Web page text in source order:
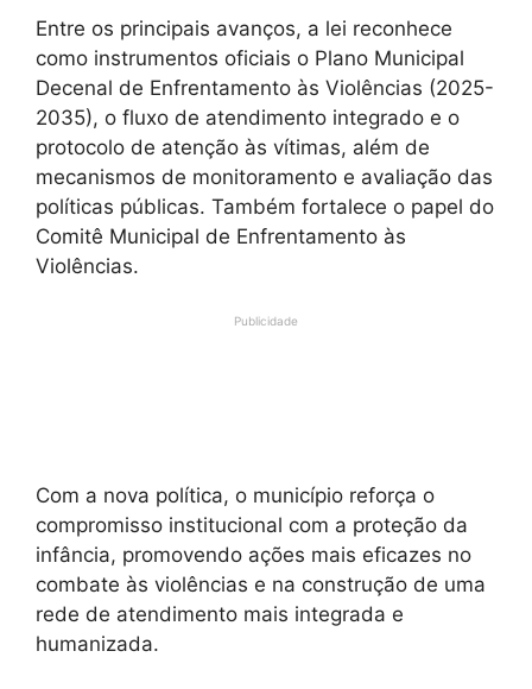
Entre os principais avanços, a lei reconhece
como instrumentos oficiais o Plano Municipal
Decenal de Enfrentamento às Violências (2025-
2035), o fluxo de atendimento integrado e o
protocolo de atenção às vítimas, além de
mecanismos de monitoramento e avaliação das
políticas públicas. Também fortalece o papel do
Comitê Municipal de Enfrentamento às
Violências.
Publicidade
Com a nova política, o município reforça o
compromisso institucional com a proteção da
infância, promovendo ações mais eficazes no
combate às violências e na construção de uma
rede de atendimento mais integrada e
humanizada.